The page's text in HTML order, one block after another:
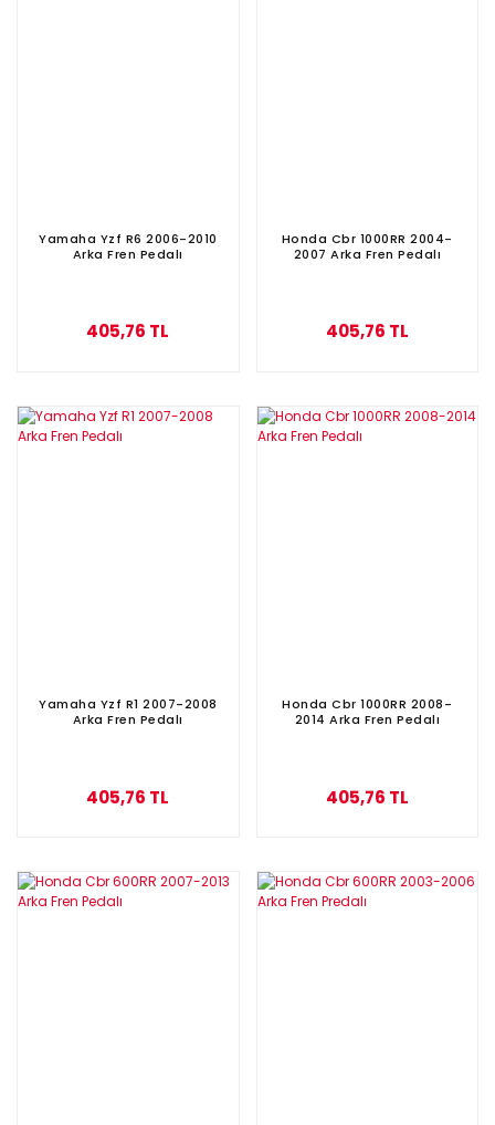
Yamaha Yzf R6 2006-2010
Arka Fren Pedalı
405,76 TL
Honda Cbr 1000RR 2004-
2007 Arka Fren Pedalı
405,76 TL
Yamaha Yzf R1 2007-2008
Arka Fren Pedalı
405,76 TL
Honda Cbr 1000RR 2008-
2014 Arka Fren Pedalı
405,76 TL